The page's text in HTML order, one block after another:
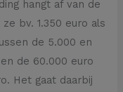
hangt af van de
bv. 1.350 euro als
de 5.000 en
de 60.000 euro
Het gaat daarbij